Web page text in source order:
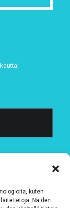
kuten
Näiden